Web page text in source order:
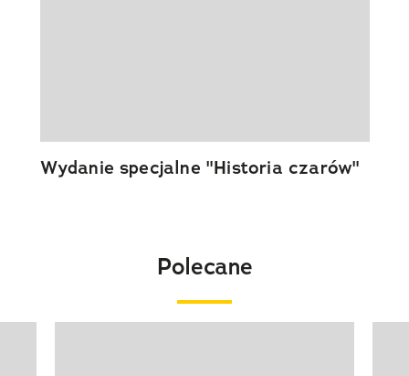
Wydanie specjalne "Historia czarów"
Polecane